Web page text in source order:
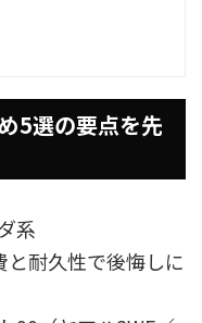
5選の要点を先
系
と耐久性で後悔しに